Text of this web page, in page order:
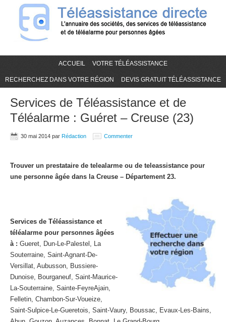
ACCUEIL VOTRE TÉLÉASSISTANCE
RECHERCHEZ DANS VOTRE RÉGION DEVIS GRATUIT TÉLÉASSISTANCE
Services de Téléassistance et de
Téléalarme : Guéret – Creuse (23)
30 mai 2014 par Rédaction Commenter
Trouver un prestataire de telealarme ou de teleassistance pour
une personne âgée dans la Creuse – Département 23.
Services de Téléassistance et
téléalarme pour personnes âgées
à : Gueret, Dun-Le-Palestel, La
Souterraine, Saint-Agnant-De-
Versillat, Aubusson, Bussiere-
Dunoise, Bourganeuf, Saint-Maurice-
La-Souterraine, Sainte-FeyreAjain,
Felletin, Chambon-Sur-Voueize,
Saint-Sulpice-Le-Gueretois, Saint-Vaury, Boussac, Evaux-Les-Bains,